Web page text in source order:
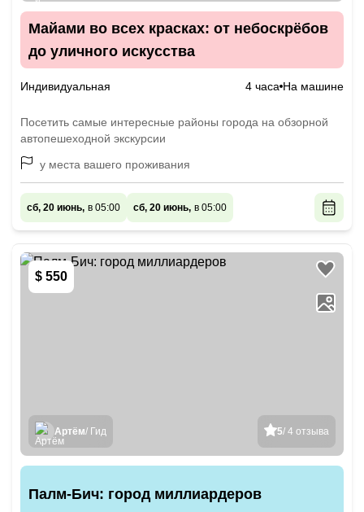
Майами во всех красках: от небоскрёбов
до уличного искусства
Индивидуальная 4 часа На машине
Посетить самые интересные районы города на обзорной
автопешеходной экскурсии
у места вашего проживания
сб, 20 июнь, в 05:00 сб, 20 июнь, в 05:00
$ 550
5/ 4 отзыва
Артём/ Гид
Палм-Бич: город миллиардеров